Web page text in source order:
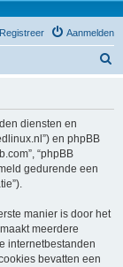
Aanmelden
Registreer
diensten en
en phpBB
“phpBB
gedurende een
manier is door het
meerdere
internetbestanden
bevatten een